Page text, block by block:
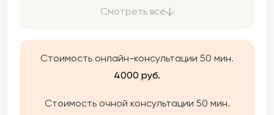
аккуратно, без давления. Моя задача —
Смотреть все
Стоимость онлайн-консультации 50 мин.
4000 руб.
Стоимость очной консультации 50 мин.